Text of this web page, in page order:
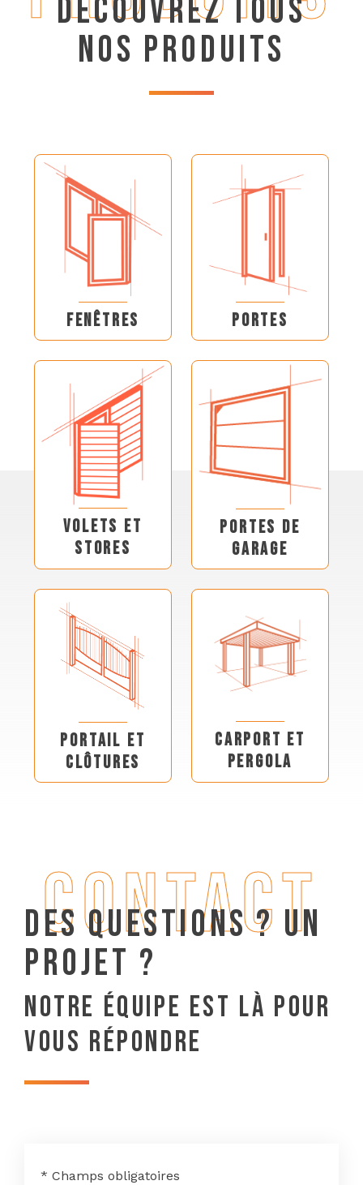
DÉCOUVREZ TOUS
NOS PRODUITS
FENÊTRES PORTES
VOLETS ET
STORES
PORTES DE
GARAGE
PORTAIL ET
CLÔTURES
CARPORT ET
PERGOLA
DES QUESTIONS ? UN
PROJET ?
NOTRE ÉQUIPE EST LÀ POUR
VOUS RÉPONDRE
* Champs obligatoires